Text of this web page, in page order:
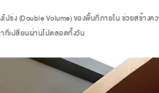
ง (Double Volume) ของพื้นที่ภายใน ช่วยสร้างค
ที่เปลี่ยนผ่านไปตลอดทั้งวัน